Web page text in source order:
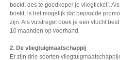
boekt, des te goedkoper je vliegticket’.
boekt, is het mogelijk dat bepaalde
zijn. Als vuistregel boek je een vlucht
10 maanden op voorhand.
2. De vliegtuigmaatschappij
Er zijn drie soorten